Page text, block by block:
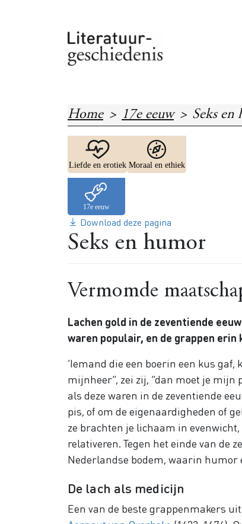
Home 17e eeuw Seks en
Image
Liefde en erotiek
Image
Moraal en ethiek
Download deze pagina
Seks en humor
Vermomde
Lachen gold in de zeventiende
waren populair, en de grappen
‘Iemand die een boerin een kus
mijnheer”, zei zij, “dan moet je mijn
als deze waren in de zeventiende
pis, of om de eigenaardigheden of
ze brachten je lichaam in
relativeren. Tegen het einde van de
Nederlandse bodem, waarin
De lach als medicijn
Een van de beste grappenmakers